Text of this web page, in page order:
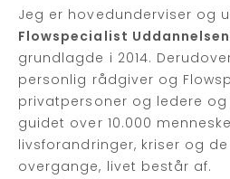
Jeg er hovedunderviser og
Flowspecialist
grundlagde i 2014.
personlig rådgiver og
privatpersoner og ledere
guidet over 10.000
livsforandringer, kriser og
overgange, livet består af.